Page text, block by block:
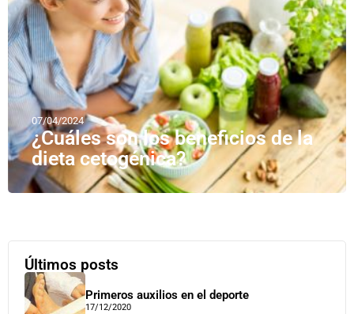
07/04/2024
¿Cuáles son los beneficios de la
dieta cetogénica?
Últimos posts
Primeros auxilios en el deporte
17/12/2020